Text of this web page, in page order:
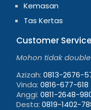
Kemasan
Tas Kertas
Customer Service
Mohon tidak
Azizah: 0813-2676-
Vinda: 0816-677-618
Anggi: 0811-2648-
Desta: 0819-1402-